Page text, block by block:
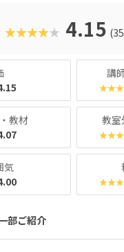
のもの。やる気があればど
のめり込むタイプのお子さ
謝恩ホールで行われるとい
ルはもちろん、企画書を書
たスキルもつけることがで
スクールなので、「つい
かな？」なんてこともで
★★★★★ 4.15
講
教材 教室
気
部ご紹介